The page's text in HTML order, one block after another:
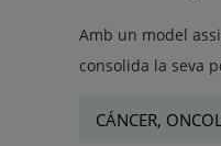
Amb un model
consolida la seva
CÁNCER,